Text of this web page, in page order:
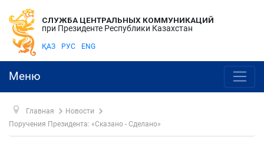
СЛУЖБА ЦЕНТРАЛЬНЫХ КОММУНИКАЦИЙ
при Президенте Республики Казахстан
ҚАЗ РУС ENG
Меню
Главная
Новости
Поручения Президента: «Сказано - Сделано»